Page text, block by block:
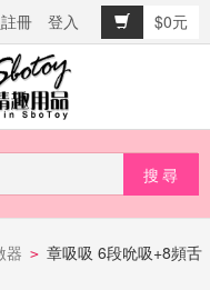
冊 登入
$0元
器 > 章吸吸 6段吮吸+8頻舌